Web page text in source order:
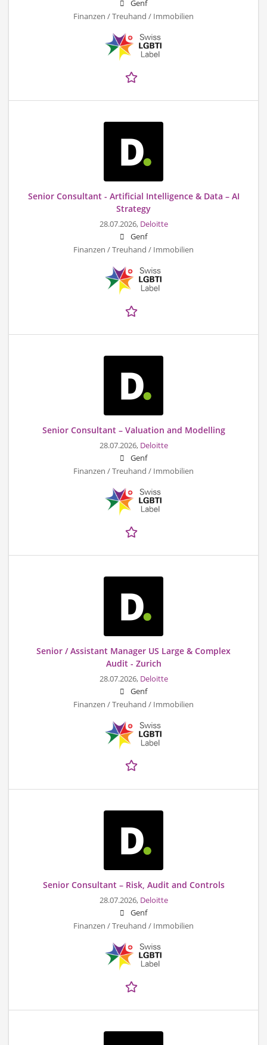
Genf
Finanzen / Treuhand / Immobilien
Senior Consultant - Artificial Intelligence & Data – AI
Strategy
28.07.2026, Deloitte
Genf
Finanzen / Treuhand / Immobilien
Senior Consultant – Valuation and Modelling
28.07.2026, Deloitte
Genf
Finanzen / Treuhand / Immobilien
Senior / Assistant Manager US Large & Complex
Audit - Zurich
28.07.2026, Deloitte
Genf
Finanzen / Treuhand / Immobilien
Senior Consultant – Risk, Audit and Controls
28.07.2026, Deloitte
Genf
Finanzen / Treuhand / Immobilien